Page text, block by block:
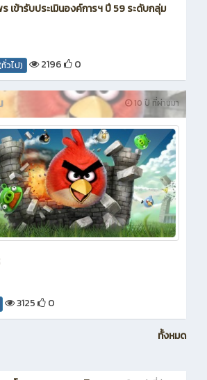
เข้ารับประเมินองค์การฯ ปี 59 ระดับกลุ่ม
วไป) 2196 0
10 ปี ที่ผ่านมา
3125 0
ทั้งหมด